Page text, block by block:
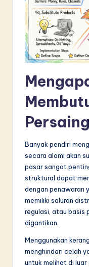
w
o
ti
o
Banyak pendiri
secara alami akan
pasar sangat
struktural dapat
dengan penawaran
memiliki saluran
regulasi, atau basis
digantikan.
Menggunakan
menghindari celah
untuk melihat di luar